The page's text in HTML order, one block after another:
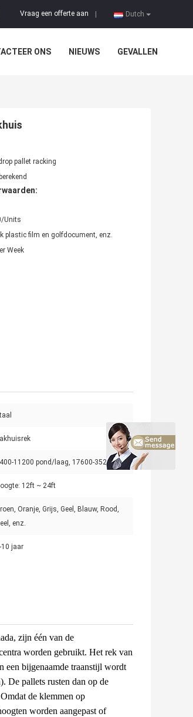
Dutch
Vraag een offerte aan
ONS NIEUWS GEVALLEN
pallet racking
Units
plastic film en golfdocument, enz.
Week
11200 pond/laag, 17600-352
12ft ~ 24ft
Oranje, Grijs, Geel, Blauw, Rood,
enz.
10 jaar
zijn één van de
worden gebruikt. Het rek van
een bijgenaamde traanstijl wordt
De pallets rusten dan op de
de klemmen op
worden aangepast of